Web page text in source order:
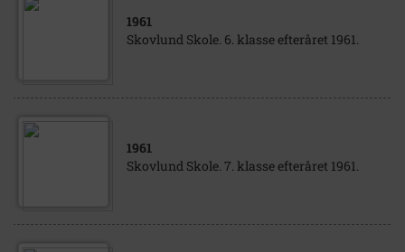
1961
Skovlund Skole. 6. klasse efteråret 1961.
1961
Skovlund Skole. 7. klasse efteråret 1961.